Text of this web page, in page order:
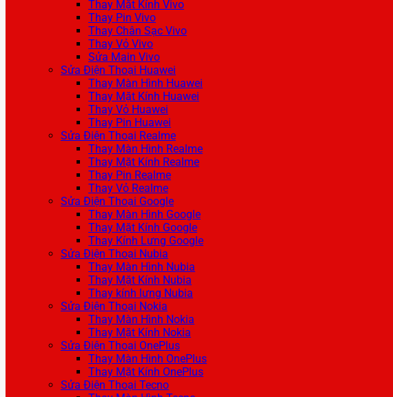
Thay Mặt Kính Vivo
Thay Pin Vivo
Thay Chân Sạc Vivo
Thay Vỏ Vivo
Sửa Main Vivo
Sửa Điện Thoại Huawei
Thay Màn Hình Huawei
Thay Mặt Kính Huawei
Thay Vỏ Huawei
Thay Pin Huawei
Sửa Điện Thoại Realme
Thay Màn Hình Realme
Thay Mặt Kính Realme
Thay Pin Realme
Thay Vỏ Realme
Sửa Điện Thoại Google
Thay Màn Hình Google
Thay Mặt Kính Google
Thay Kính Lưng Google
Sửa Điện Thoại Nubia
Thay Màn Hình Nubia
Thay Mặt Kính Nubia
Thay kính lưng Nubia
Sửa Điện Thoại Nokia
Thay Màn Hình Nokia
Thay Mặt Kính Nokia
Sửa Điện Thoại OnePlus
Thay Màn Hình OnePlus
Thay Mặt Kính OnePlus
Sửa Điện Thoại Tecno